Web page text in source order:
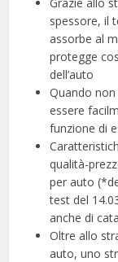
spessore, il
assorbe al
protegge
dell’auto
Quando
essere
funzione di
qualità-
per auto
test del
anche di
Oltre allo
auto, uno